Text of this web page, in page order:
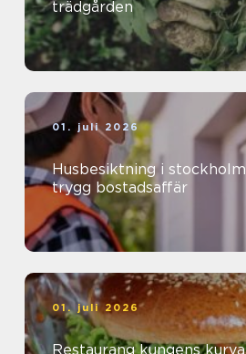
trädgården
01. juli 2026
Husbesiktning i stockholm så säkras en
trygg bostadsaffär
01. juli 2026
Restaurang kungens kurva mat,